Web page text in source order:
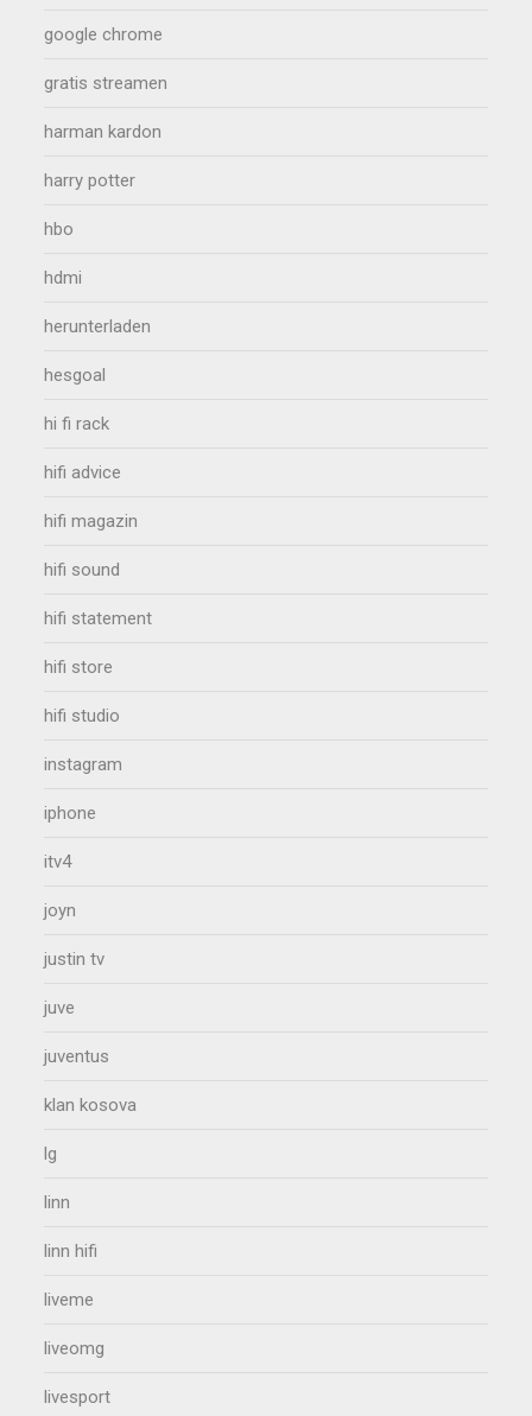
google chrome
gratis streamen
harman kardon
harry potter
hbo
hdmi
herunterladen
hesgoal
hi fi rack
hifi advice
hifi magazin
hifi sound
hifi statement
hifi store
hifi studio
instagram
iphone
itv4
joyn
justin tv
juve
juventus
klan kosova
lg
linn
linn hifi
liveme
liveomg
livesport